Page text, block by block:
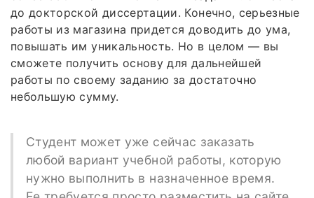
до докторской диссертации. Конечно, серьезные
работы из магазина придется доводить до ума,
повышать им уникальность. Но в целом — вы
сможете получить основу для дальнейшей
работы по своему заданию за достаточно
небольшую сумму.
Студент может уже сейчас заказать
любой вариант учебной работы, которую
нужно выполнить в назначенное время.